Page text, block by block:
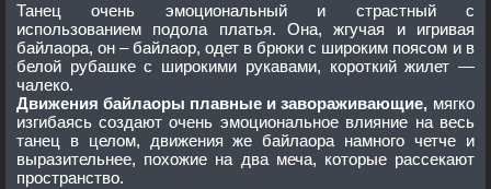
Танец очень эмоциональный и страстный с
использованием подола платья. Она, жгучая и игривая
байлаора, он – байлаор, одет в брюки с широким поясом и в
белой рубашке с широкими рукавами, короткий жилет —
чалеко.
Движения байлаоры плавные и завораживающие, мягко
изгибаясь создают очень эмоциональное влияние на весь
танец в целом, движения же байлаора намного четче и
выразительнее, похожие на два меча, которые рассекают
пространство.